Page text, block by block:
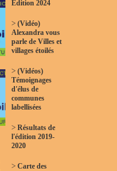
Edition 2024
> (Vidéo)
Alexandra vous
parle de Villes et
villages étoilés
> (Vidéos)
Témoignages
d'élus de
communes
labellisées
> Résultats de
l'édition 2019-
2020
> Carte des